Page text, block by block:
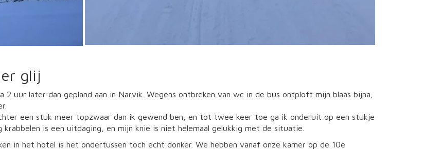
glij
2 uur later dan gepland aan in Narvik. Wegens ontbreken van wc in de bus ontploft mijn blaas bijna,
een stuk meer topzwaar dan ik gewend ben, en tot twee keer toe ga ik onderuit op een stukje
krabbelen is een uitdaging, en mijn knie is niet helemaal gelukkig met de situatie.
in het hotel is het ondertussen toch echt donker. We hebben vanaf onze kamer op de 10e